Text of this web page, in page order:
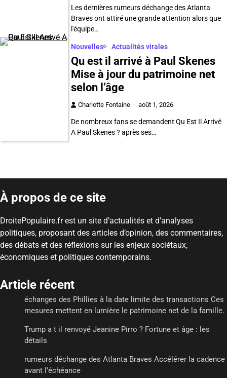
Les dernières rumeurs déchange des Atlanta
Braves ont attiré une grande attention alors que
l'équipe…
Nouvelles Actualités virales
Qu est il arrivé à Paul Skenes
Mise à jour du patrimoine net
selon l’âge
Charlotte Fontaine août 1, 2026
De nombreux fans se demandent Qu Est Il Arrivé
A Paul Skenes ? après ses…
À propos de ce site
DroitePopulaire.fr est un site d’actualités et d’analyses
politiques, proposant des articles d’opinion, des commentaires,
des débats et des réflexions sur les enjeux sociétaux,
économiques et politiques contemporains.
Article récent
échanges des Phillies à la date limite des transactions Ces
mesures mettent en lumière le patrimoine net de la famille.
Trump a t il renvoyé Jeanine Pirro ? Fortune et âge : les
détails
rumeurs déchange des Atlanta Braves Accélérer la cadence
avant l’échéance